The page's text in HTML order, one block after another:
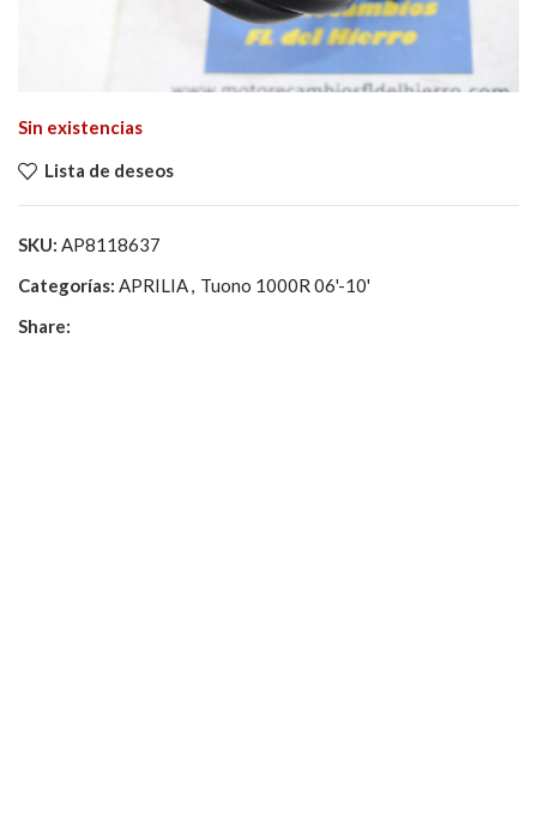
Sin existencias
Lista de deseos
SKU: AP8118637
Categorías: APRILIA, Tuono 1000R 06'-10'
Share: